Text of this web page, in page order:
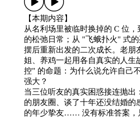
【本期内容】
从名利场里被临时换掉的 C 位
的松弛日常；从 "飞蛾扑火" 式
摆后重新出发的二次成长。老朋
姐、养鸡一起用各自真实的人生
控" 的命题：为什么说允许自己
强大？
当三位听友的真实困惑接连抛出
的朋友圈、谈了十年还没结婚的
的年少挚友…… 没有标准答案，